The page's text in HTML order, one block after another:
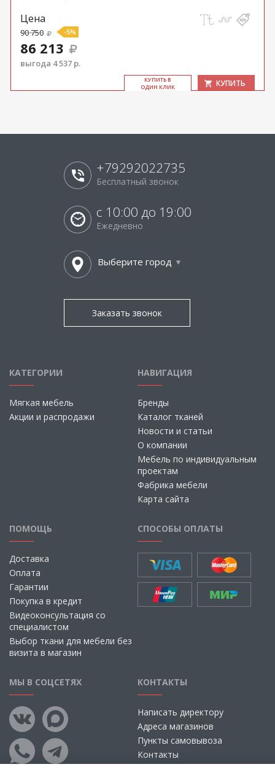
Цена
90 750 -5%
86 213
выгода 4 537 р.
КУ­ПИТЬ В
ОДИН КЛИК
КУПИТЬ
+79292022735
Бесплатный звонок
с 10:00 до 19:00
Ежедневно
Выберите город
Заказать звонок
КАТЕГОРИИ
Мягкая мебель
Акции и распродажи
НАВИГАЦИЯ
Бренды
Каталог тканей
Новости и статьи
О компании
Мебель по индивидуальным
проектам
Фабрика мебели
Карта сайта
ПОМОЩЬ
Доставка
Оплата
Гарантии
Покупка в кредит
Видеоконсультация со
специалистом
Выбор ткани для мебели без
визита в магазин
СПОСОБЫ ОПЛАТЫ
МЫ В СОЦСЕТЯХ КОНТАКТЫ
Написать директору
Адреса магазинов
Пункты самовывоза
Контакты